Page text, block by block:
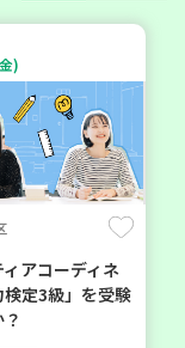
)
ィアコーディネ
定3級」を受験